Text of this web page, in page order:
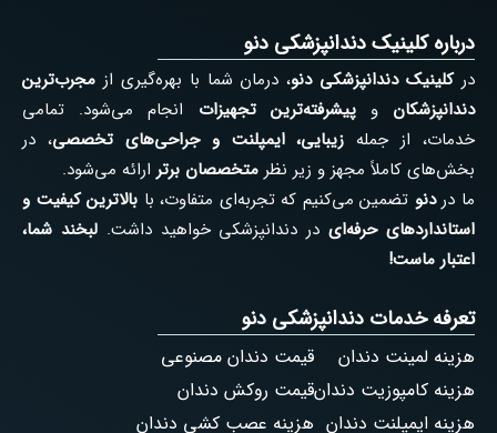
تعرفه خدمات دندانپزشکی دنو
هزینه لمینت دندان
هزینه کامپوزیت دندان
هزینه ایمپلنت دندان
قیمت دندان مصنوعی
قیمت روکش دندان
هزینه عصب کشی دندان
درباره کلینیک دندانپزشکی دنو
درکلینیک دندانپزشکی دنو، درمان شما با بهره‌گیری از مجرب‌ترین
دندانپزشکان وپیشرفته‌ترین تجهیزات انجام می‌شود. تمامی
خدمات، از جمله زیبایی، ایمپلنت و جراحی‌های تخصصی، در
بخش‌های کاملاً مجهز و زیر نظر متخصصان برتر ارائه می‌شود.
ما دردنو تضمین می‌کنیم که تجربه‌ای متفاوت، با بالاترین کیفیت و
استانداردهای حرفه‌ایدر دندانپزشکی خواهید داشت.لبخند شما،
اعتبار ماست!